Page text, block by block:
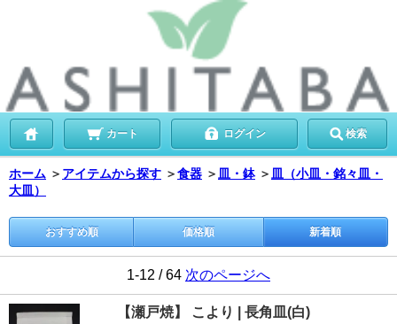
カート ログイン 検索
ホーム ＞ アイテムから探す ＞食器 ＞ 皿・鉢 ＞ 皿（小皿・銘々皿・
大皿）
おすすめ順 価格順 新着順
1-12 / 64 次のページへ
【瀬戸焼】 こより | 長角皿(白)